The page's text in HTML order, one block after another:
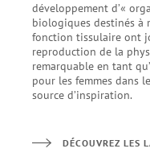
développement d’«
biologiques destinés à
fonction tissulaire ont
reproduction de la
remarquable en tant
pour les femmes dans
source d’inspiration.
DÉCOUVREZ LES